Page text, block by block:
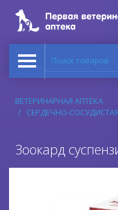
Поиск товаров
ВЕТЕРИНАРНАЯ АПТЕКА
СЕРДЕЧНО-
Зоокард